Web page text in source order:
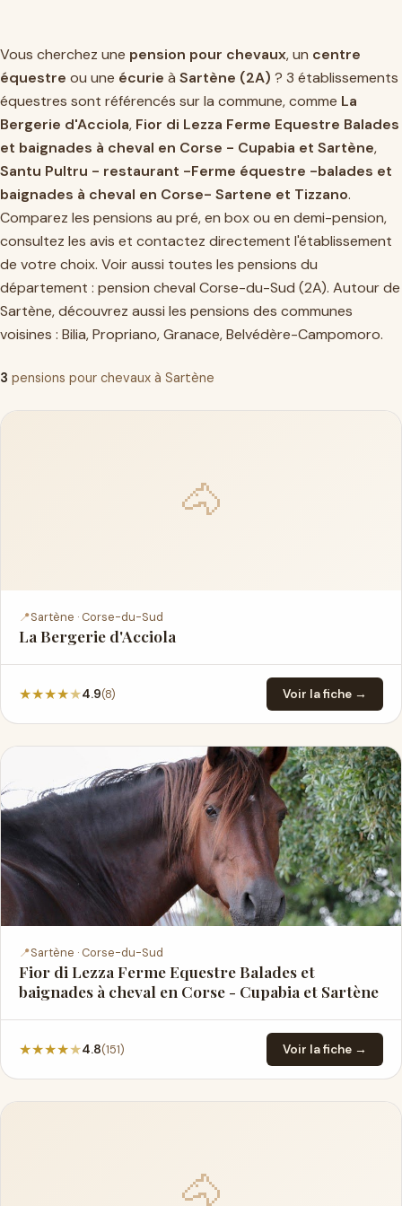
Vous cherchez une pension pour chevaux, un centre
équestre ou une écurie à Sartène (2A) ? 3 établissements
équestres sont référencés sur la commune, comme La
Bergerie d'Acciola, Fior di Lezza Ferme Equestre Balades
et baignades à cheval en Corse - Cupabia et Sartène,
Santu Pultru - restaurant -Ferme équestre -balades et
baignades à cheval en Corse- Sartene et Tizzano.
Comparez les pensions au pré, en box ou en demi-pension,
consultez les avis et contactez directement l'établissement
de votre choix. Voir aussi toutes les pensions du
département : pension cheval Corse-du-Sud (2A). Autour de
Sartène, découvrez aussi les pensions des communes
voisines : Bilia,Propriano,Granace,Belvédère-Campomoro.
3 pensions pour chevaux à Sartène
🐴
📍Sartène · Corse-du-Sud
La Bergerie d'Acciola
★★★★★4.9(8) Voir la fiche →
📍Sartène · Corse-du-Sud
Fior di Lezza Ferme Equestre Balades et
baignades à cheval en Corse - Cupabia et Sartène
★★★★★4.8(151) Voir la fiche →
🐴